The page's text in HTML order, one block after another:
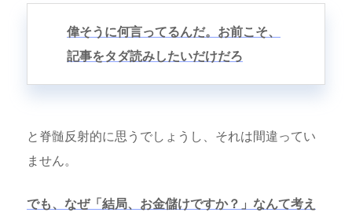
偉そうに何言ってるんだ。お前こそ、
記事をタダ読みしたいだけだろ
と脊髄反射的に思うでしょうし、それは間違ってい
ません。
でも、なぜ「結局、お金儲けですか？」なんて考え